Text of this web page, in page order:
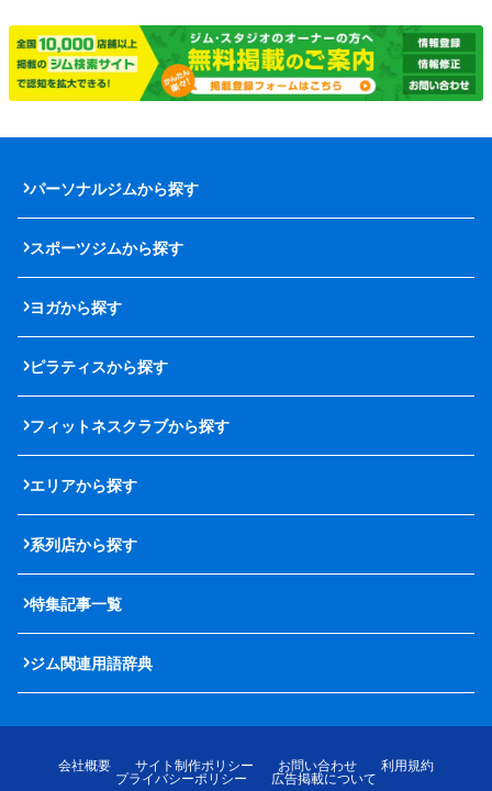
パーソナルジムから探す
スポーツジムから探す
ヨガから探す
ピラティスから探す
フィットネスクラブから探す
エリアから探す
系列店から探す
特集記事一覧
ジム関連用語辞典
会社概要 サイト制作ポリシー お問い合わせ
利用規約
プライバシーポリシー
広告掲載について